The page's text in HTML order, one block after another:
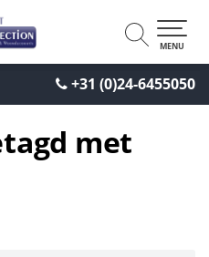
+31 (0)24-6455050
MENU
met